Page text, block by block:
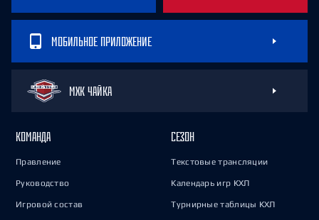
МОБИЛЬНОЕ ПРИЛОЖЕНИЕ
МХК ЧАЙКА
КОМАНДА
Правление
Руководство
Игровой состав
СЕЗОН
Текстовые трансляции
Календарь игр КХЛ
Турнирные таблицы КХЛ